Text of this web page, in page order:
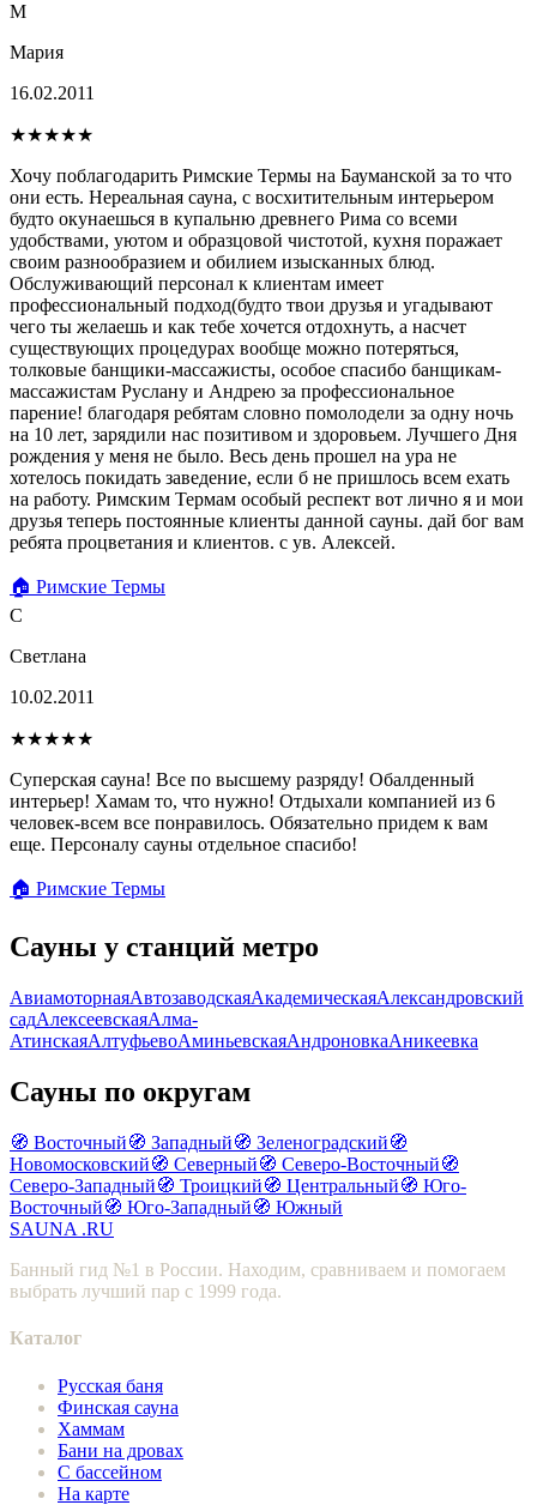
М
Мария
16.02.2011
★★★★★
Хочу поблагодарить Римские Термы на Бауманской за то что
они есть. Нереальная сауна, с восхитительным интерьером
будто окунаешься в купальню древнего Рима со всеми
удобствами, уютом и образцовой чистотой, кухня поражает
своим разнообразием и обилием изысканных блюд.
Обслуживающий персонал к клиентам имеет
профессиональный подход(будто твои друзья и угадывают
чего ты желаешь и как тебе хочется отдохнуть, а насчет
существующих процедурах вообще можно потеряться,
толковые банщики-массажисты, особое спасибо банщикам-
массажистам Руслану и Андрею за профессиональное
парение! благодаря ребятам словно помолодели за одну ночь
на 10 лет, зарядили нас позитивом и здоровьем. Лучшего Дня
рождения у меня не было. Весь день прошел на ура не
хотелось покидать заведение, если б не пришлось всем ехать
на работу. Римским Термам особый респект вот лично я и мои
друзья теперь постоянные клиенты данной сауны. дай бог вам
ребята процветания и клиентов. с ув. Алексей.
🏠 Римские Термы
С
Светлана
10.02.2011
★★★★★
Суперская сауна! Все по высшему разряду! Обалденный
интерьер! Хамам то, что нужно! Отдыхали компанией из 6
человек-всем все понравилось. Обязательно придем к вам
еще. Персоналу сауны отдельное спасибо!
🏠 Римские Термы
Сауны у станций метро
АвиамоторнаяАвтозаводскаяАкадемическаяАлександровский
садАлексеевскаяАлма-
АтинскаяАлтуфьевоАминьевскаяАндроновкаАникеевка
Сауны по округам
🧭 Восточный🧭 Западный🧭 Зеленоградский🧭
Новомосковский🧭 Северный🧭 Северо-Восточный🧭
Северо-Западный🧭 Троицкий🧭 Центральный🧭 Юго-
Восточный🧭 Юго-Западный🧭 Южный
SAUNA .RU
Банный гид №1 в России. Находим, сравниваем и помогаем
выбрать лучший пар с 1999 года.
Каталог
Русская баня
Финская сауна
Хаммам
Бани на дровах
С бассейном
На карте